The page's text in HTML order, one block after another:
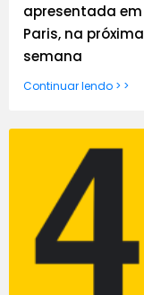
apresentada em
Paris, na próxima
semana
Continuar lendo > >